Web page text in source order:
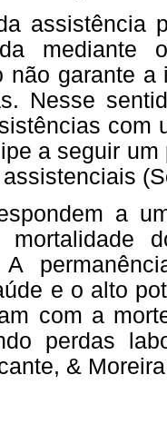
assistência
mediante
não garante
Nesse
com
a seguir
a
mortalidade
A
e o alto
com a
perdas
&